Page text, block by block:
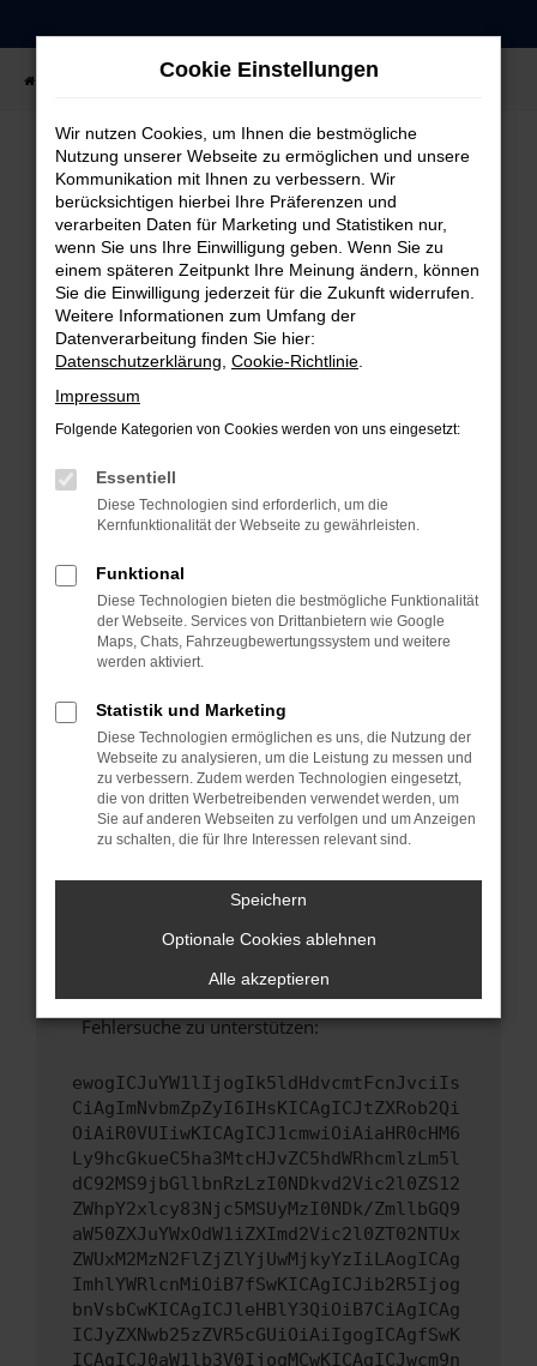
Zum
springen
Fahrzeugangebote Fahrzeug-Showroom
FEHLER: NETWORK ERROR
Beim Laden ist ein Fehler aufgetreten.
Hier sind ein paar Tipps, die dir helfen können:
Überprüfe deine Firewall und deine
Internetverbindung.
Suchmaschine?
Manche Erweiterungen, wie Werbeblocker,
können das Laden bestimmter Seiten
verhindern. Funktioniert die Seite in einem
Fenster?
Starte dein Gerät neu.
Das kann manchmal helfen, vorübergehende
Probleme zu beheben.
Stelle sicher, dass dein Browser und dein
Betriebssystem auf dem neuesten Stand
sind.
Veraltete Software birgt nicht nur ein
Sicherheitsrisiko, sondern kann auch dazu
führen, dass bestimmte Funktionen nicht mehr
Wende dich an den Webseitenbetreiber.
hast, kontaktiere uns bitte. Wir werden
versuchen, das Problem zu beheben. Du kannst
uns diesen Text schicken, um uns bei der
Fehlersuche zu unterstützen:
ewogICJuYW1lIjogIk5ldHdvcmtFcnJvciIs
CiAgImNvbmZpZyI6IHsKICAgICJtZXRob2Qi
OiAiR0VUIiwKICAgICJ1cmwiOiAiaHR0cHM6
Ly9hcGkueC5ha3MtcHJvZC5hdWRhcmlzLm5l
dC92MS9jbGllbnRzLzI0NDkvd2Vic2l0ZS12
ZWhpY2xlcy83Njc5MSUyMzI0NDk/ZmllbGQ9
aW50ZXJuYWxOdW1iZXImd2Vic2l0ZT02NTUx
ZWUxM2MzN2FlZjZlYjUwMjkyYzIiLAogICAg
ImhlYWRlcnMiOiB7fSwKICAgICJib2R5Ijog
bnVsbCwKICAgICJleHBlY3QiOiB7CiAgICAg
ICJyZXNwb25zZVR5cGUiOiAiIgogICAgfSwK
ICAgICJ0aW1lb3V0IjogMCwKICAgICJwcm9n
Cookie Einstellungen
Wir nutzen Cookies, um Ihnen die bestmögliche
Nutzung unserer Webseite zu ermöglichen und unsere
Kommunikation mit Ihnen zu verbessern. Wir
berücksichtigen hierbei Ihre Präferenzen und
verarbeiten Daten für Marketing und Statistiken nur,
wenn Sie uns Ihre Einwilligung geben. Wenn Sie zu
einem späteren Zeitpunkt Ihre Meinung ändern, können
Sie die Einwilligung jederzeit für die Zukunft widerrufen.
Weitere Informationen zum Umfang der
Datenverarbeitung finden Sie hier:
Datenschutzerklärung Cookie-Richtlinie
Impressum
Folgende Kategorien von Cookies werden von uns eingesetzt:
Essentiell
Diese Technologien sind erforderlich, um die
Kernfunktionalität der Webseite zu gewährleisten.
Funktional
Diese Technologien bieten die bestmögliche Funktionalität
der Webseite. Services von Drittanbietern wie Google
Maps, Chats, Fahrzeugbewertungssystem und weitere
werden aktiviert.
Statistik und Marketing
Diese Technologien ermöglichen es uns, die Nutzung der
Webseite zu analysieren, um die Leistung zu messen und
zu verbessern. Zudem werden Technologien eingesetzt,
die von dritten Werbetreibenden verwendet werden, um
Sie auf anderen Webseiten zu verfolgen und um Anzeigen
zu schalten, die für Ihre Interessen relevant sind.
Speichern
Optionale Cookies ablehnen
Alle akzeptieren